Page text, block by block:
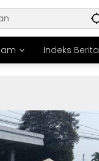
Indeks Berita